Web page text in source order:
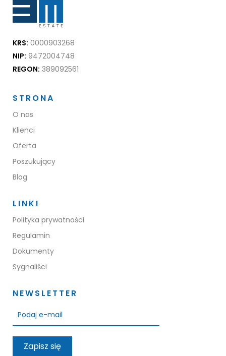
KRS: 0000903268
NIP: 9472004748
REGON: 389092561
STRONA
O nas
Klienci
Oferta
Poszukujący
Blog
LINKI
Polityka prywatności
Regulamin
Dokumenty
Sygnaliści
NEWSLETTER
Zapisz się